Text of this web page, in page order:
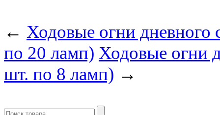
← Ходовые огни
по 20 ламп) Ходовые огни
шт. по 8 ламп) →